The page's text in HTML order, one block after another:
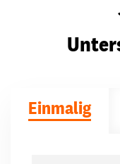
Einmalig